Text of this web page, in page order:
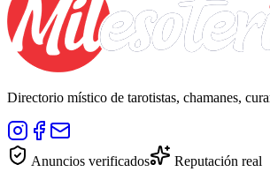
Directorio místico de tarotistas, chamanes,
Anuncios verificados Reputación real